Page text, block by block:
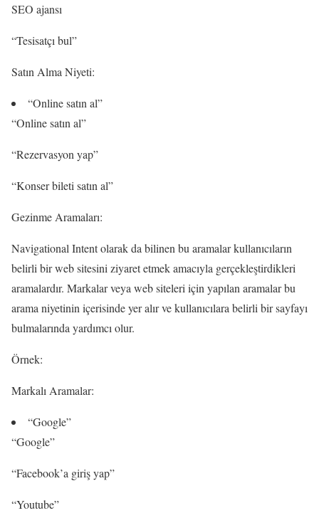
SEO ajansı
“Tesisatçı bul”
Satın Alma Niyeti:
“Online satın al”
“Online satın al”
“Rezervasyon yap”
“Konser bileti satın al”
Gezinme Aramaları:
Navigational Intent olarak da bilinen bu aramalar kullanıcıların
belirli bir web sitesini ziyaret etmek amacıyla gerçekleştirdikleri
aramalardır. Markalar veya web siteleri için yapılan aramalar bu
arama niyetinin içerisinde yer alır ve kullanıcılara belirli bir sayfayı
bulmalarında yardımcı olur.
Örnek:
Markalı Aramalar:
“Google”
“Google”
“Facebook’a giriş yap”
“Youtube”